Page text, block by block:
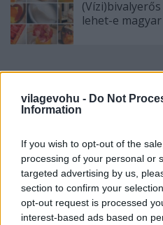
vilagevohu - Do Not
Information
If you wish to opt-out of the
processing of your personal or
targeted advertising by us,
section to confirm your
opt-out request is processed
interest-based ads based on
lehet-e
Szólj hozzá!
A hozzászóláshoz be kell